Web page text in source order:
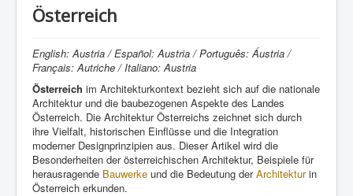
Österreich
English: Austria / Español: Austria / Português: Áustria /
Français: Autriche / Italiano: Austria
Österreich im Architekturkontext bezieht sich auf die nationale
Architektur und die baubezogenen Aspekte des Landes
Österreich. Die Architektur Österreichs zeichnet sich durch
ihre Vielfalt, historischen Einflüsse und die Integration
moderner Designprinzipien aus. Dieser Artikel wird die
Besonderheiten der österreichischen Architektur, Beispiele für
herausragende Bauwerke und die Bedeutung derArchitekturin
Österreich erkunden.